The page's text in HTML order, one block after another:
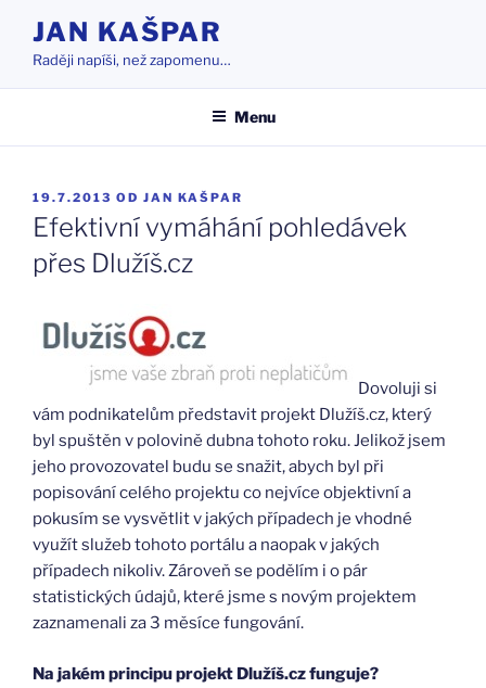
obsahu
webu
JAN KAŠPAR
Raději napíši, než zapomenu…
Menu
PUBLIKOVÁNO
19.7.2013 OD JAN KAŠPAR
Efektivní vymáhání pohledávek
přes Dlužíš.cz
Dovoluji si
vám podnikatelům představit projekt Dlužíš.cz, který
byl spuštěn v polovině dubna tohoto roku. Jelikož jsem
jeho provozovatel budu se snažit, abych byl při
popisování celého projektu co nejvíce objektivní a
pokusím se vysvětlit v jakých případech je vhodné
využít služeb tohoto portálu a naopak v jakých
případech nikoliv. Zároveň se podělím i o pár
statistických údajů, které jsme s novým projektem
zaznamenali za 3 měsíce fungování.
Na jakém principu projekt Dlužíš.cz funguje?